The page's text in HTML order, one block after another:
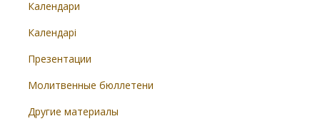
Календари
Календарі
Презентации
Молитвенные бюллетени
Другие материалы